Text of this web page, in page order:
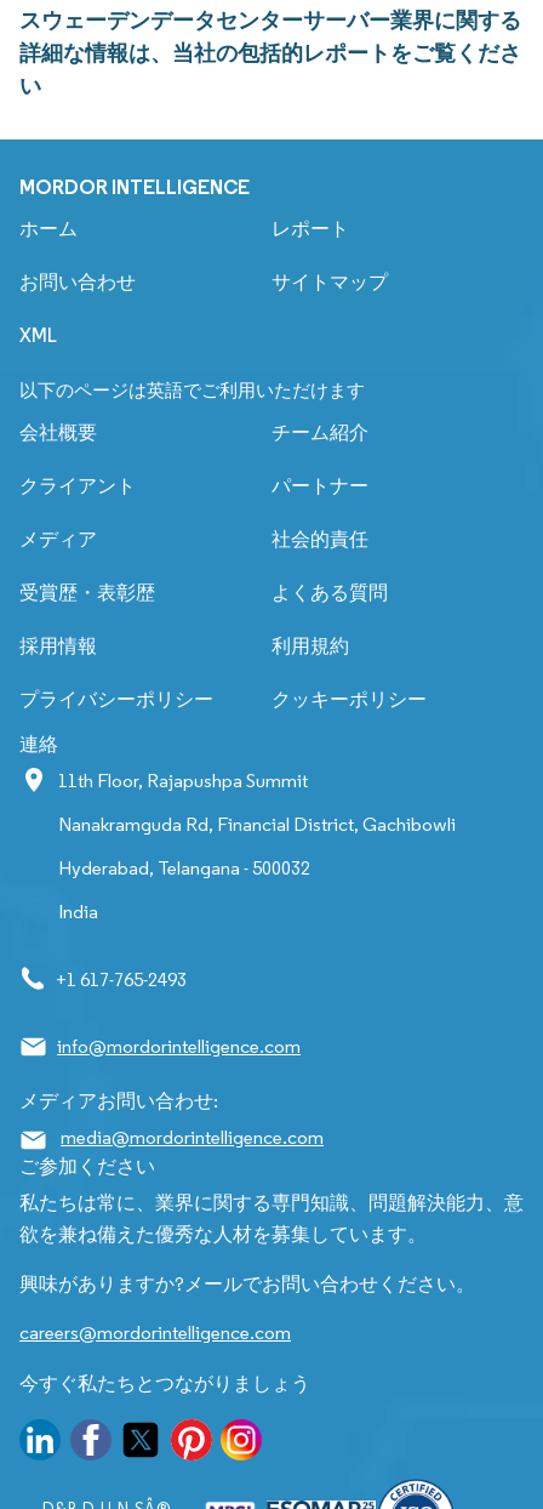
スウェーデンデータセンターサーバー業界に関する
詳細な情報は、当社の包括的レポートをご覧くださ
い
MORDOR INTELLIGENCE
ホーム レポート
お問い合わせ サイトマップ
XML
以下のページは英語でご利用いただけます
会社概要 チーム紹介
クライアント パートナー
メディア 社会的責任
受賞歴・表彰歴 よくある質問
採用情報 利用規約
プライバシーポリシー クッキーポリシー
連絡
11th Floor, Rajapushpa Summit
Nanakramguda Rd, Financial District, Gachibowli
Hyderabad, Telangana - 500032
India
+1 617-765-2493
info@mordorintelligence.com
メディアお問い合わせ:
media@mordorintelligence.com
ご参加ください
私たちは常に、業界に関する専門知識、問題解決能力、意
欲を兼ね備えた優秀な人材を募集しています。
興味がありますか?メールでお問い合わせください。
careers@mordorintelligence.com
今すぐ私たちとつながりましょう